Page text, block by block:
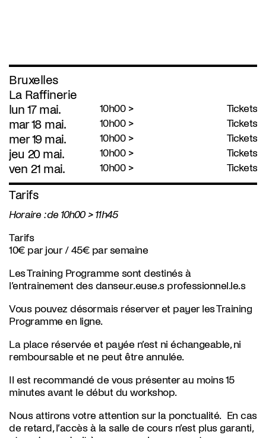
Bruxelles
La Raffinerie
lun 17 mai.
10h00 > Tickets
mar 18 mai. 10h00 > Tickets
mer 19 mai. 10h00 > Tickets
jeu 20 mai. 10h00 > Tickets
ven 21 mai. 10h00 > Tickets
Tarifs
Horaire : de 10h00 > 11h45
Tarifs
10€ par jour / 45€ par semaine
Les Training Programme sont destinés à
l’entrainement des danseur.euse.s professionnel.le.s
Vous pouvez désormais réserver et payer les Training
Programme en ligne.
La place réservée et payée n’est ni échangeable, ni
remboursable et ne peut être annulée.
Il est recommandé de vous présenter au moins 15
minutes avant le début du workshop.
Nous attirons votre attention sur la ponctualité. En cas
de retard, l’accès à la salle de cours n’est plus garanti,